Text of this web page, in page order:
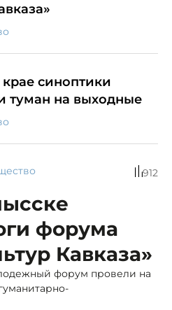
синоптики
туман на выходные
912
форума
Кавказа»
форум провели на